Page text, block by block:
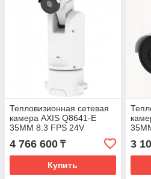
Тепловизионная сетевая
камера AXIS Q8641-E
35MM 8.3 FPS 24V
4 766 600 ₸
Купить
3